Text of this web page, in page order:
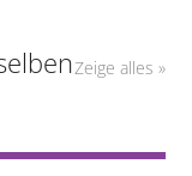
Zeige alles »